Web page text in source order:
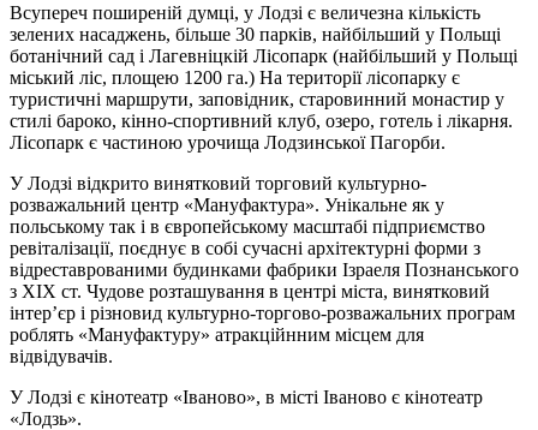
Всупереч поширеній думці, у Лодзі є величезна кількість
зелених насаджень, більше 30 парків, найбільший у Польщі
ботанічний сад і Лагевніцкій Лісопарк (найбільший у Польщі
міський ліс, площею 1200 га.) На території лісопарку є
туристичні маршрути, заповідник, старовинний монастир у
стилі бароко, кінно-спортивний клуб, озеро, готель і лікарня.
Лісопарк є частиною урочища Лодзинської Пагорби.
У Лодзі відкрито винятковий торговий культурно-
розважальний центр «Мануфактура». Унікальне як у
польському так і в європейському масштабі підприємство
ревіталізації, поєднує в собі сучасні архітектурні форми з
відреставрованими будинками фабрики Ізраеля Познанського
з ХIX ст. Чудове розташування в центрі міста, винятковий
інтер’єр і різновид культурно-торгово-розважальних програм
роблять «Мануфактуру» атракційнним місцем для
відвідувачів.
У Лодзі є кінотеатр «Іваново», в місті Іваново є кінотеатр
«Лодзь».